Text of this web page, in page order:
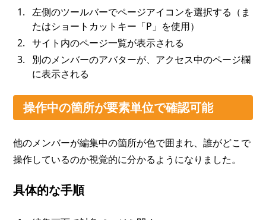
左側のツールバーでページアイコンを選択する（ま
たはショートカットキー「P」を使用）
サイト内のページ一覧が表示される
別のメンバーのアバターが、アクセス中のページ欄
に表示される
操作中の箇所が要素単位で確認可能
他のメンバーが編集中の箇所が色で囲まれ、誰がどこで
操作しているのか視覚的に分かるようになりました。
具体的な手順